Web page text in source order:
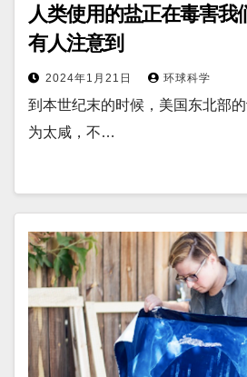
人类使用的盐正在毒害我
有人注意到
2024年1月21日 环球科学
到本世纪末的时候，美国东北部的
为太咸，不…